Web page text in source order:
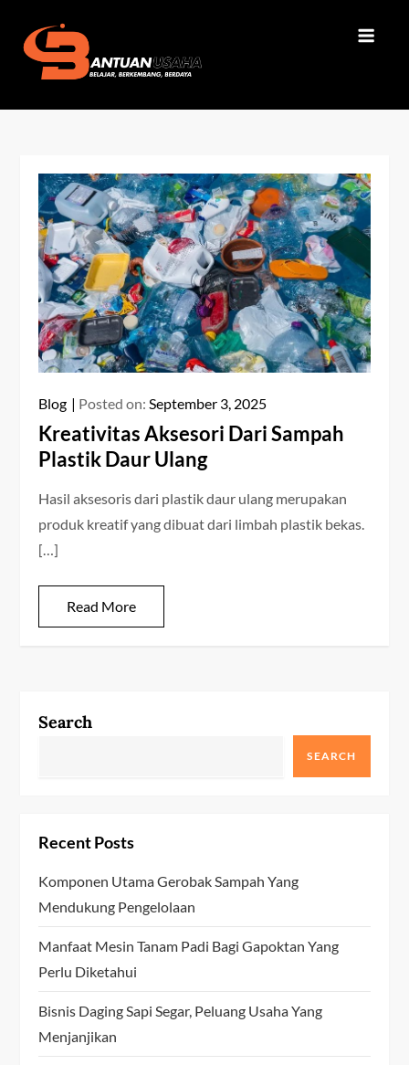
content
Blog Posted on:September 3, 2025
Kreativitas Aksesori Dari Sampah
Plastik Daur Ulang
Hasil aksesoris dari plastik daur ulang merupakan
produk kreatif yang dibuat dari limbah plastik bekas.
[…]
Read More
Search
SEARCH
Recent Posts
Komponen Utama Gerobak Sampah Yang
Mendukung Pengelolaan
Manfaat Mesin Tanam Padi Bagi Gapoktan Yang
Perlu Diketahui
Bisnis Daging Sapi Segar, Peluang Usaha Yang
Menjanjikan